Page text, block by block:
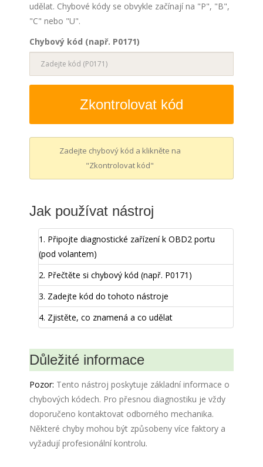
udělat. Chybové kódy se obvykle začínají na "P", "B",
"C" nebo "U".
Chybový kód (např. P0171)
Zkontrolovat kód
Zadejte chybový kód a klikněte na
"Zkontrolovat kód"
Jak používat nástroj
1. Připojte diagnostické zařízení k OBD2 portu
(pod volantem)
2. Přečtěte si chybový kód (např. P0171)
3. Zadejte kód do tohoto nástroje
4. Zjistěte, co znamená a co udělat
Důležité informace
Pozor: Tento nástroj poskytuje základní informace o
chybových kódech. Pro přesnou diagnostiku je vždy
doporučeno kontaktovat odborného mechanika.
Některé chyby mohou být způsobeny více faktory a
vyžadují profesionální kontrolu.